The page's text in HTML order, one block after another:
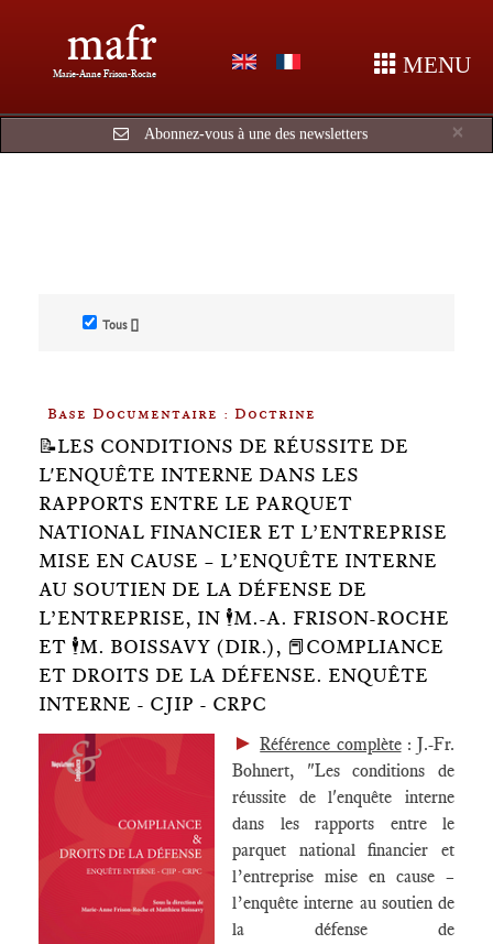
mafr
Marie-Anne Frison-Roche MENU
×
Abonnez-vous à une des newsletters
Tous []
Base Documentaire : Doctrine
📝LES CONDITIONS DE RÉUSSITE DE
L'ENQUÊTE INTERNE DANS LES
RAPPORTS ENTRE LE PARQUET
NATIONAL FINANCIER ET L’ENTREPRISE
MISE EN CAUSE – L’ENQUÊTE INTERNE
AU SOUTIEN DE LA DÉFENSE DE
L’ENTREPRISE, IN 🕴️M.-A. FRISON-ROCHE
ET 🕴️M. BOISSAVY (DIR.), 📕COMPLIANCE
ET DROITS DE LA DÉFENSE. ENQUÊTE
INTERNE - CJIP - CRPC
► Référence complète: J.-Fr.
Bohnert, "Les conditions de
réussite de l'enquête interne
dans les rapports entre le
parquet national financier et
l’entreprise mise en cause –
l’enquête interne au soutien de
la défense de